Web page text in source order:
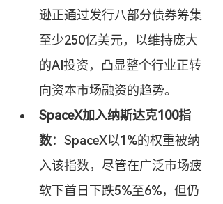
逊正通过发行八部分债券筹集
至少250亿美元，以维持庞大
的AI投资，凸显整个行业正转
向资本市场融资的趋势。
SpaceX加入纳斯达克100指
数：SpaceX以1%的权重被纳
入该指数，尽管在广泛市场疲
软下首日下跌5%至6%，但仍